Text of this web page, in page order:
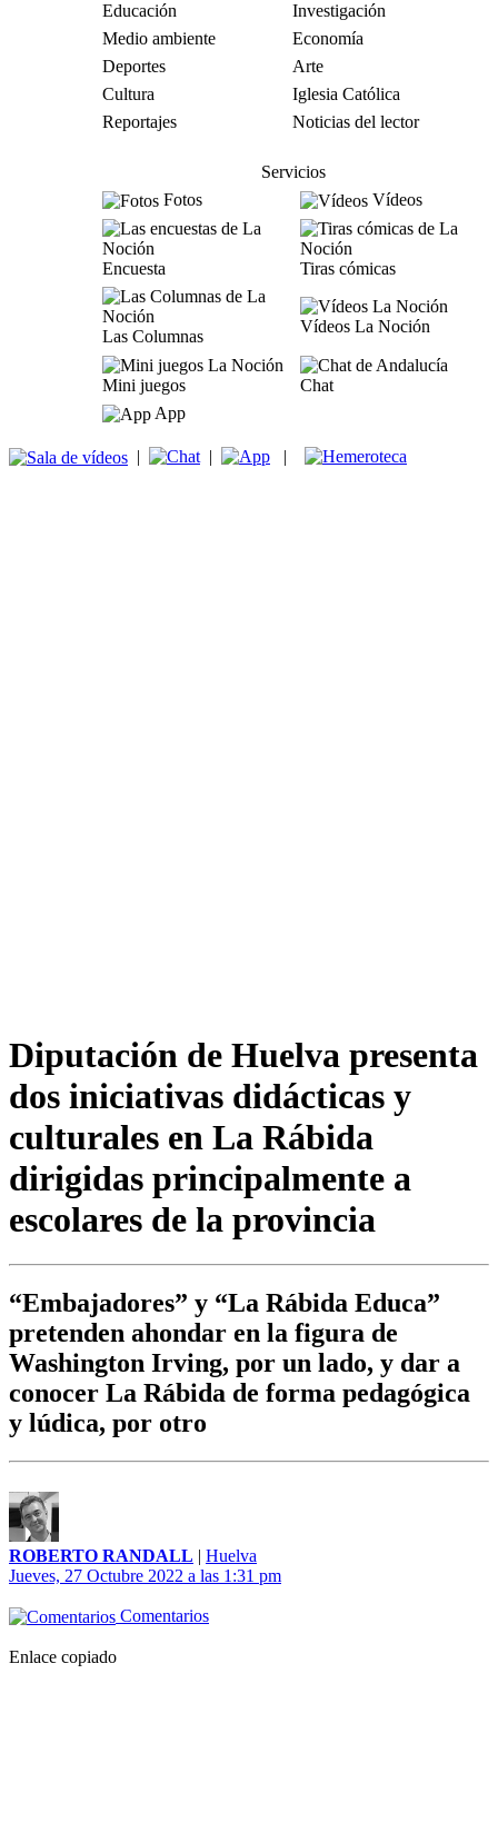
Educación
Investigación
Medio ambiente
Economía
Deportes
Arte
Cultura
Iglesia Católica
Reportajes
Noticias del lector
Servicios
Fotos
Vídeos
Encuesta Tiras cómicas
Las Columnas
Vídeos La Noción
Mini juegos
Chat
App
| | |
Diputación de Huelva presenta
dos iniciativas didácticas y
culturales en La Rábida
dirigidas principalmente a
escolares de la provincia
“Embajadores” y “La Rábida Educa”
pretenden ahondar en la figura de
Washington Irving, por un lado, y dar a
conocer La Rábida de forma pedagógica
y lúdica, por otro
ROBERTO RANDALL | Huelva
Jueves, 27 Octubre 2022 a las 1:31 pm
Comentarios
Enlace copiado